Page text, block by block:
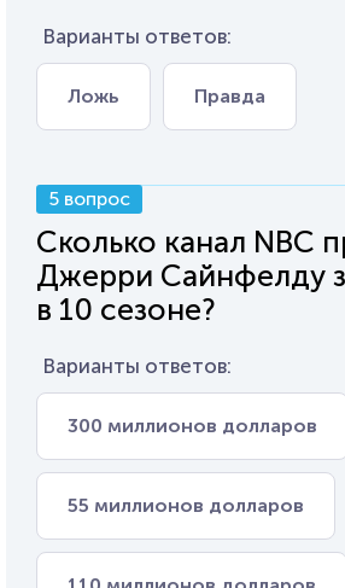
Варианты ответов:
Ложь Правда
5 вопрос
Сколько канал NBC
Джерри Сайнфелду
в 10 сезоне?
Варианты ответов:
300 миллионов долларов
55 миллионов долларов